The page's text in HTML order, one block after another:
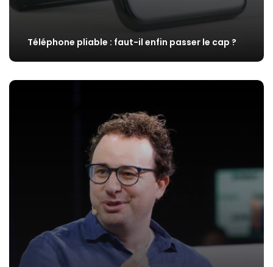
Téléphone pliable : faut-il enfin passer le cap ?